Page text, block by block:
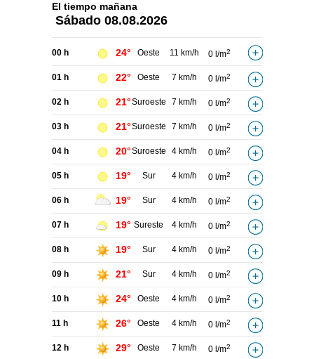
El tiempo mañana
Sábado 08.08.2026
00 h 24° Oeste 11 km/h 0 l/m2
01 h 22° Oeste 7 km/h 0 l/m2
02 h 21°Suroeste 7 km/h 0 l/m2
03 h 21°Suroeste 7 km/h 0 l/m2
04 h 20°Suroeste 4 km/h 0 l/m2
05 h 19° Sur 4 km/h 0 l/m2
06 h 19° Sur 4 km/h 0 l/m2
07 h 19° Sureste 4 km/h 0 l/m2
08 h 19° Sur 4 km/h 0 l/m2
09 h 21° Sur 4 km/h 0 l/m2
10 h 24° Oeste 4 km/h 0 l/m2
11 h 26° Oeste 4 km/h 0 l/m2
12 h 29° Oeste 7 km/h 0 l/m2